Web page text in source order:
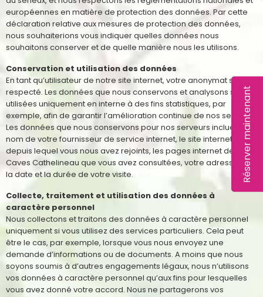
européennes en matière de protection des données. Par cette
déclaration relative aux mesures de protection des données,
nous souhaiterions vous indiquer quelles données nous
souhaitons conserver et de quelle manière nous les utilisons.
Conservation et utilisation des données
En tant qu’utilisateur de notre site internet, votre anonymat sera
respecté. Les données que nous conservons et analysons sont
utilisées uniquement en interne à des fins statistiques, par
exemple, afin de garantir l’amélioration continue de nos services.
Les données que nous conservons pour nos serveurs incluent le
nom de votre fournisseur de service internet, le site internet
depuis lequel vous nous avez rejoints, les pages internet des
Caves Cathelineau que vous avez consultées, votre adresse IP et
la date et la durée de votre visite.
Collecte, traitement et utilisation des données à
caractère personnel
Nous collectons et traitons des données à caractère personnel
uniquement si vous utilisez des services particuliers. Cela peut
être le cas, par exemple, lorsque vous nous envoyez une
demande d’informations ou de documents. A moins que nous
soyons soumis à d’autres engagements légaux, nous n’utilisons
vos données à caractère personnel qu’aux fins pour lesquelles
vous avez donné votre accord. Nous ne partagerons vos
Réserver maintenant